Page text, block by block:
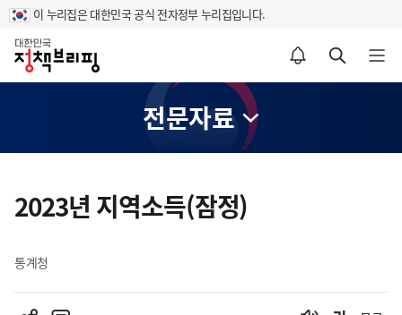
이 누리집은 대한민국 공식 전자정부 누리집입니다.
홈
알림설정 바로가기 검색 바로가기 메뉴 열기
전문자료
텐
츠
역
2023년 지역소득(잠정)
통계청